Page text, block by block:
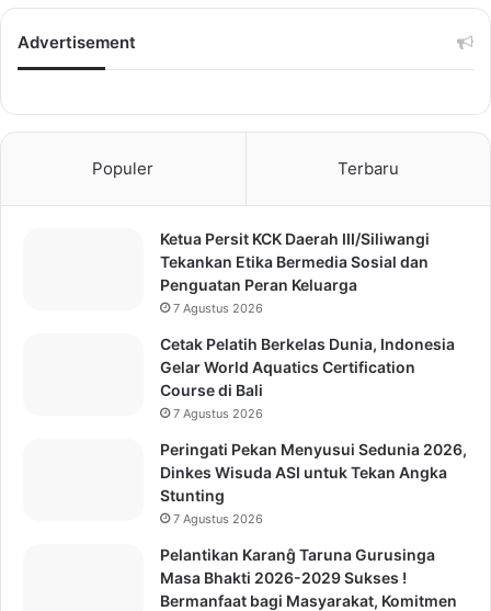
Advertisement
Populer Terbaru
Ketua Persit KCK Daerah III/Siliwangi
Tekankan Etika Bermedia Sosial dan
Penguatan Peran Keluarga
7 Agustus 2026
Cetak Pelatih Berkelas Dunia, Indonesia
Gelar World Aquatics Certification
Course di Bali
7 Agustus 2026
Peringati Pekan Menyusui Sedunia 2026,
Dinkes Wisuda ASI untuk Tekan Angka
Stunting
7 Agustus 2026
Pelantikan Karanĝ Taruna Gurusinga
Masa Bhakti 2026-2029 Sukses !
Bermanfaat bagi Masyarakat, Komitmen